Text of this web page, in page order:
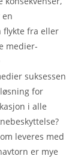
flykte fra eller
medier-
suksessen
for
i alle
leveres med
er mye